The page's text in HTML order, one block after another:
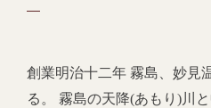
創業明治十二年 霧島、妙見
る。 霧島の天降(あもり)川